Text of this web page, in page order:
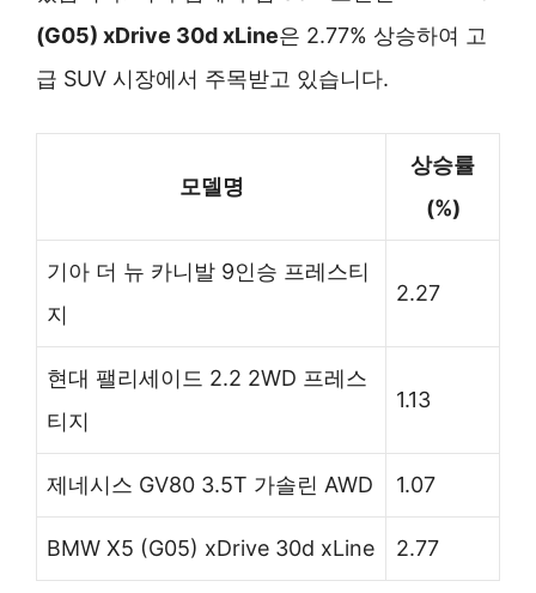
(G05) xDrive 30d xLine은 2.77% 상승하여 고
급 SUV 시장에서 주목받고 있습니다.
모델명
상승률
(%)
기아 더 뉴 카니발 9인승 프레스티
지
2.27
현대 팰리세이드 2.2 2WD 프레스
티지
1.13
제네시스 GV80 3.5T 가솔린 AWD 1.07
BMW X5 (G05) xDrive 30d xLine 2.77